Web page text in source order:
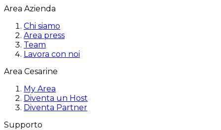
Area Azienda
Chi siamo
Area press
Team
Lavora con noi
Area Cesarine
My Area
Diventa un Host
Diventa Partner
Supporto